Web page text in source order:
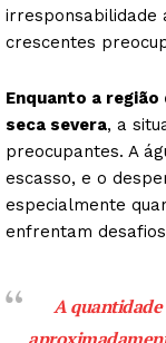
irresponsabilidade
crescentes
Enquanto a
seca severa, a
preocupantes. A
escasso, e o
especialmente
enfrentam
A quantidade